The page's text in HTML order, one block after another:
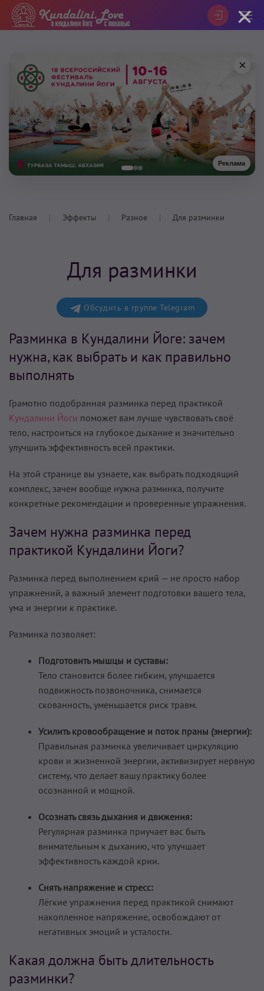
Реклама
×
Главная Эффекты Разное Для разминки
Для разминки
Обсудить в группе Telegram
Разминка в Кундалини Йоге: зачем
нужна, как выбрать и как правильно
выполнять
Грамотно подобранная разминка перед практикой
Кундалини Йоги поможет вам лучше чувствовать своё
тело, настроиться на глубокое дыхание и значительно
улучшить эффективность всей практики.
На этой странице вы узнаете, как выбрать подходящий
комплекс, зачем вообще нужна разминка, получите
конкретные рекомендации и проверенные упражнения.
Зачем нужна разминка перед
практикой Кундалини Йоги?
Разминка перед выполнением крий — не просто набор
упражнений, а важный элемент подготовки вашего тела,
ума и энергии к практике.
Разминка позволяет:
Подготовить мышцы и суставы:
Тело становится более гибким, улучшается
подвижность позвоночника, снимается
скованность, уменьшается риск травм.
Усилить кровообращение и поток праны (энергии):
Правильная разминка увеличивает циркуляцию
крови и жизненной энергии, активизирует нервную
систему, что делает вашу практику более
осознанной и мощной.
Осознать связь дыхания и движения:
Регулярная разминка приучает вас быть
внимательным к дыханию, что улучшает
эффективность каждой крии.
Снять напряжение и стресс:
Лёгкие упражнения перед практикой снимают
накопленное напряжение, освобождают от
негативных эмоций и усталости.
Какая должна быть длительность
разминки?
×